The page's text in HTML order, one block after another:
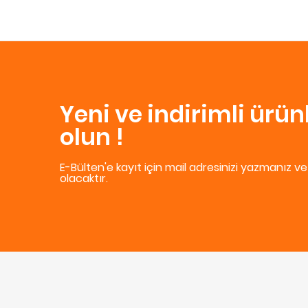
Yeni ve indirimli
olun !
E-Bülten'e kayıt için mail adresinizi yazmanız
olacaktır.